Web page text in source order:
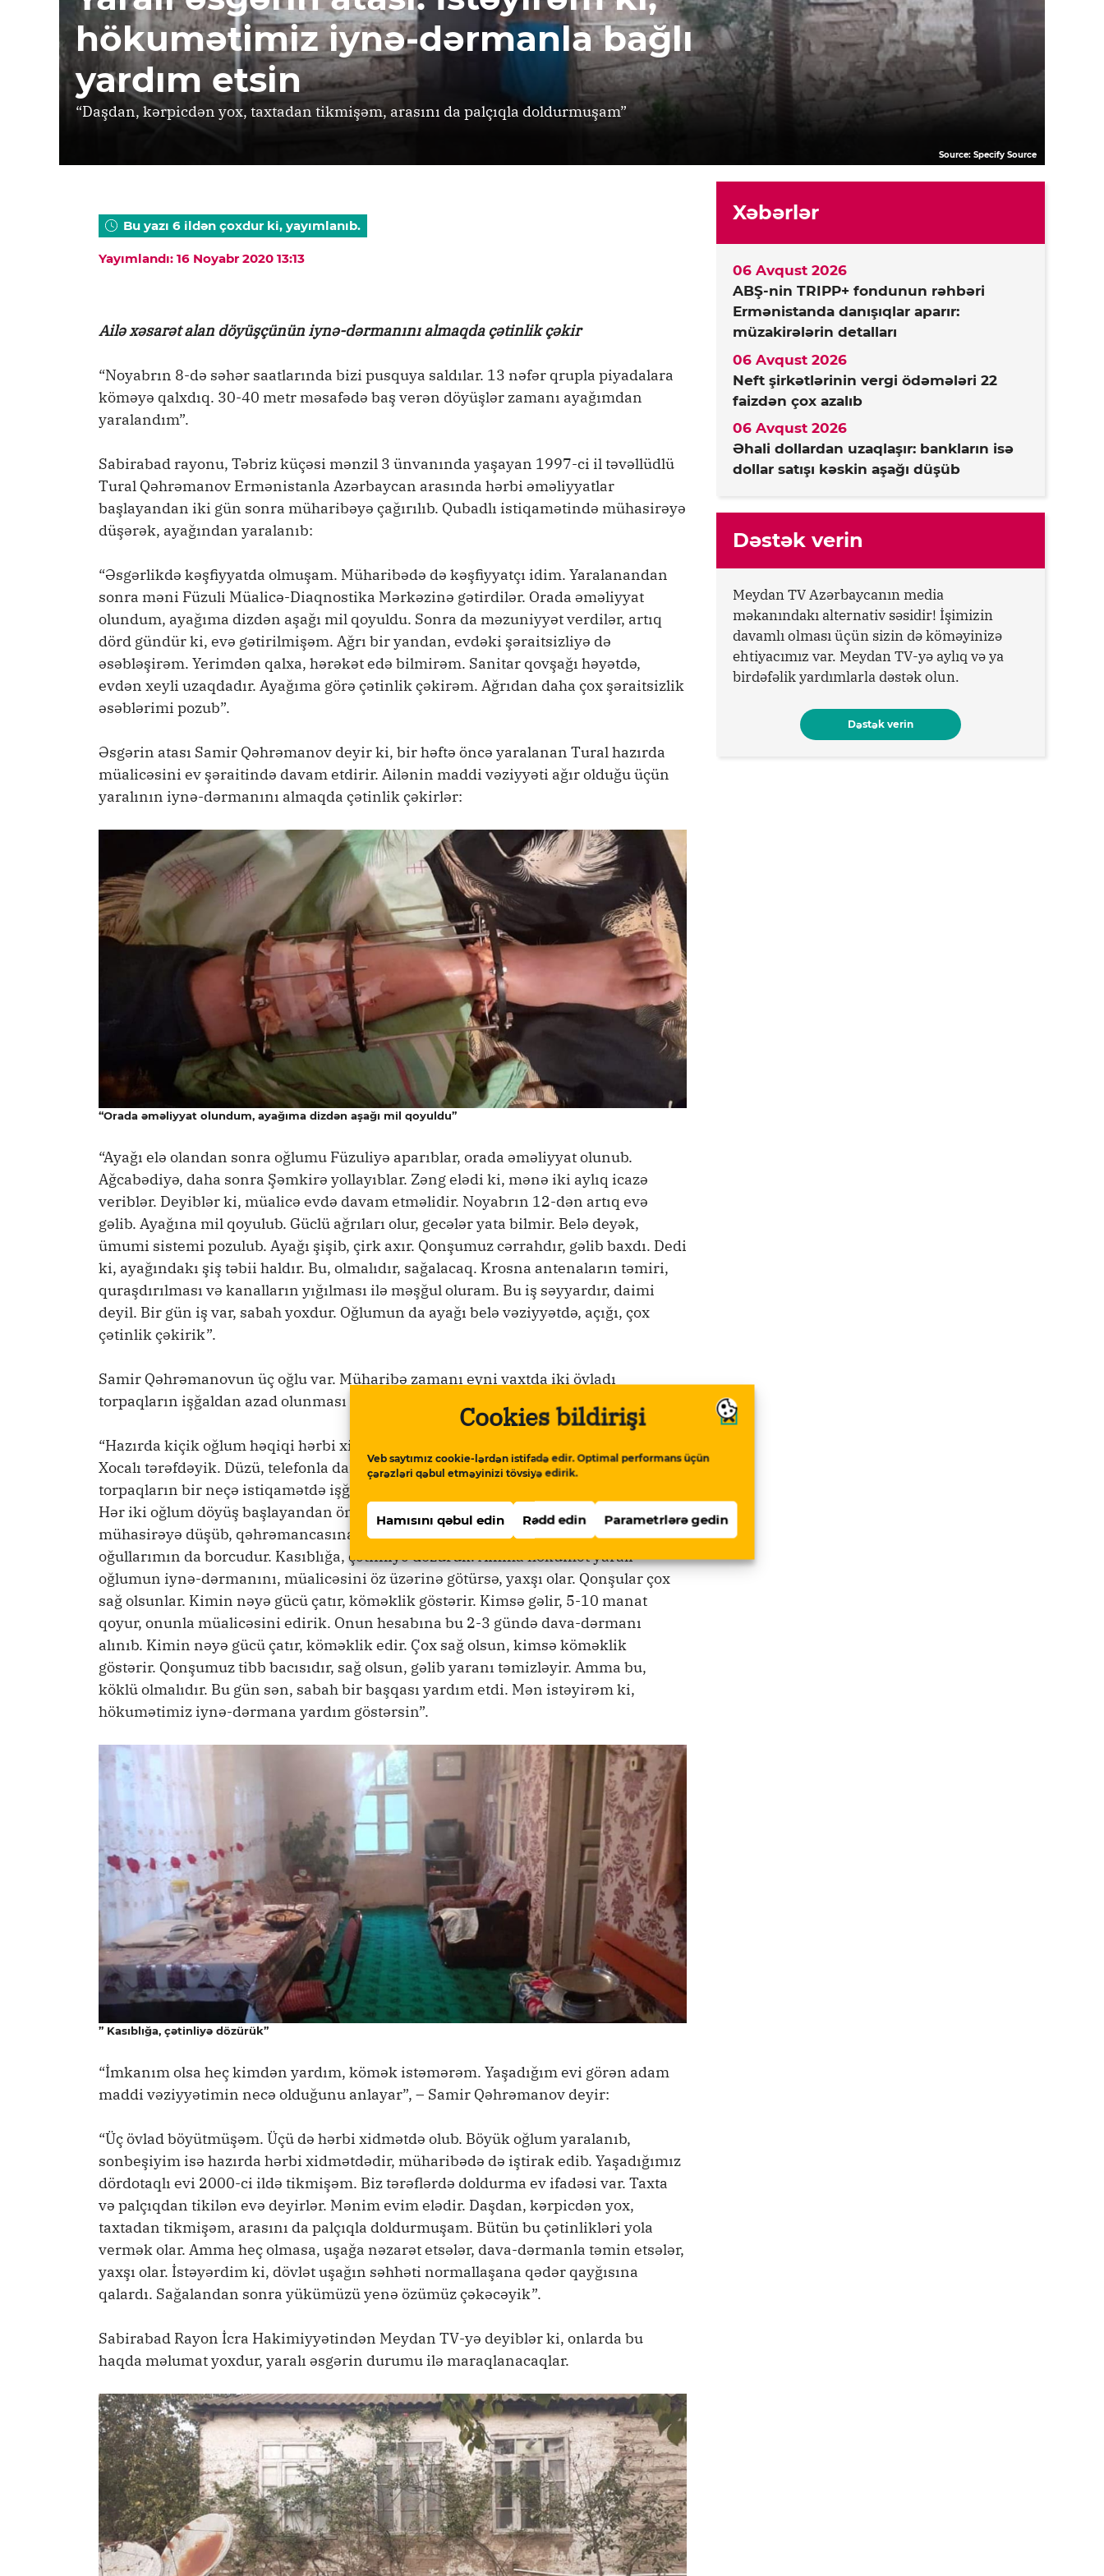
Cookies bildirişi
Veb saytımız cookie-lərdən istifadə edir. Optimal performans üçün
çərəzləri qəbul etməyinizi tövsiyə edirik.
Hamısını qəbul edin Rədd edin Parametrlərə gedin
hökumətimiz iynə-dərmanla bağlı
yardım etsin
“Daşdan, kərpicdən yox, taxtadan tikmişəm, arasını da palçıqla doldurmuşam”
Source: Specify Source
Bu yazı 6 ildən çoxdur ki, yayımlanıb.
Yayımlandı: 16 Noyabr 2020 13:13
Ailə xəsarət alan döyüşçünün iynə-dərmanını almaqda çətinlik çəkir
“Noyabrın 8-də səhər saatlarında bizi pusquya saldılar. 13 nəfər qrupla piyadalara
köməyə qalxdıq. 30-40 metr məsafədə baş verən döyüşlər zamanı ayağımdan
yaralandım”.
Sabirabad rayonu, Təbriz küçəsi mənzil 3 ünvanında yaşayan 1997-ci il təvəllüdlü
Tural Qəhrəmanov Ermənistanla Azərbaycan arasında hərbi əməliyyatlar
başlayandan iki gün sonra müharibəyə çağırılıb. Qubadlı istiqamətində mühasirəyə
düşərək, ayağından yaralanıb:
“Əsgərlikdə kəşfiyyatda olmuşam. Müharibədə də kəşfiyyatçı idim. Yaralanandan
sonra məni Füzuli Müalicə-Diaqnostika Mərkəzinə gətirdilər. Orada əməliyyat
olundum, ayağıma dizdən aşağı mil qoyuldu. Sonra da məzuniyyət verdilər, artıq
dörd gündür ki, evə gətirilmişəm. Ağrı bir yandan, evdəki şəraitsizliyə də
əsəbləşirəm. Yerimdən qalxa, hərəkət edə bilmirəm. Sanitar qovşağı həyətdə,
evdən xeyli uzaqdadır. Ayağıma görə çətinlik çəkirəm. Ağrıdan daha çox şəraitsizlik
əsəblərimi pozub”.
Əsgərin atası Samir Qəhrəmanov deyir ki, bir həftə öncə yaralanan Tural hazırda
müalicəsini ev şəraitində davam etdirir. Ailənin maddi vəziyyəti ağır olduğu üçün
yaralının iynə-dərmanını almaqda çətinlik çəkirlər:
“Orada əməliyyat olundum, ayağıma dizdən aşağı mil qoyuldu”
“Ayağı elə olandan sonra oğlumu Füzuliyə aparıblar, orada əməliyyat olunub.
Ağcabədiyə, daha sonra Şəmkirə yollayıblar. Zəng elədi ki, mənə iki aylıq icazə
veriblər. Deyiblər ki, müalicə evdə davam etməlidir. Noyabrın 12-dən artıq evə
gəlib. Ayağına mil qoyulub. Güclü ağrıları olur, gecələr yata bilmir. Belə deyək,
ümumi sistemi pozulub. Ayağı şişib, çirk axır. Qonşumuz cərrahdır, gəlib baxdı. Dedi
ki, ayağındakı şiş təbii haldır. Bu, olmalıdır, sağalacaq. Krosna antenaların təmiri,
quraşdırılması və kanalların yığılması ilə məşğul oluram. Bu iş səyyardır, daimi
deyil. Bir gün iş var, sabah yoxdur. Oğlumun da ayağı belə vəziyyətdə, açığı, çox
çətinlik çəkirik”.
Samir Qəhrəmanovun üç oğlu var. Müharibə zamanı eyni vaxtda iki övladı
torpaqların işğaldan azad olunması uğrunda döyüşüb:
“Hazırda kiçik oğlum həqiqi hərbi xidmətdədir. Sonuncu dəfə danışanda dedi ki,
Xocalı tərəfdəyik. Düzü, telefonla danışanda ətraflı məlumat vermirlər. Oğullarım
torpaqların bir neçə istiqamətdə işğaldan azad edilməsində qanı, canı ilə döyüşüb.
Hər iki oğlum döyüş başlayandan ön xəttə olub. Bu uşaq Qubadlı istiqamətində
mühasirəyə düşüb, qəhrəmancasına vuruşub. Vətəni qorumaq hamı kimi mənim
oğullarımın da borcudur. Kasıblığa, çətinliyə dözürük. Amma hökumət yaralı
oğlumun iynə-dərmanını, müalicəsini öz üzərinə götürsə, yaxşı olar. Qonşular çox
sağ olsunlar. Kimin nəyə gücü çatır, köməklik göstərir. Kimsə gəlir, 5-10 manat
qoyur, onunla müalicəsini edirik. Onun hesabına bu 2-3 gündə dava-dərmanı
alınıb. Kimin nəyə gücü çatır, köməklik edir. Çox sağ olsun, kimsə köməklik
göstərir. Qonşumuz tibb bacısıdır, sağ olsun, gəlib yaranı təmizləyir. Amma bu,
köklü olmalıdır. Bu gün sən, sabah bir başqası yardım etdi. Mən istəyirəm ki,
hökumətimiz iynə-dərmana yardım göstərsin”.
” Kasıblığa, çətinliyə dözürük”
“İmkanım olsa heç kimdən yardım, kömək istəmərəm. Yaşadığım evi görən adam
maddi vəziyyətimin necə olduğunu anlayar”, – Samir Qəhrəmanov deyir:
“Üç övlad böyütmüşəm. Üçü də hərbi xidmətdə olub. Böyük oğlum yaralanıb,
sonbeşiyim isə hazırda hərbi xidmətdədir, müharibədə də iştirak edib. Yaşadığımız
dördotaqlı evi 2000-ci ildə tikmişəm. Biz tərəflərdə doldurma ev ifadəsi var. Taxta
və palçıqdan tikilən evə deyirlər. Mənim evim elədir. Daşdan, kərpicdən yox,
taxtadan tikmişəm, arasını da palçıqla doldurmuşam. Bütün bu çətinlikləri yola
vermək olar. Amma heç olmasa, uşağa nəzarət etsələr, dava-dərmanla təmin etsələr,
yaxşı olar. İstəyərdim ki, dövlət uşağın səhhəti normallaşana qədər qayğısına
qalardı. Sağalandan sonra yükümüzü yenə özümüz çəkəcəyik”.
Sabirabad Rayon İcra Hakimiyyətindən Meydan TV-yə deyiblər ki, onlarda bu
haqda məlumat yoxdur, yaralı əsgərin durumu ilə maraqlanacaqlar.
Xəbərlər
ABŞ-nin TRIPP+ fondunun rəhbəri
Ermənistanda danışıqlar aparır:
müzakirələrin detalları
06 Avqust 2026
Neft şirkətlərinin vergi ödəmələri 22
faizdən çox azalıb
06 Avqust 2026
Əhali dollardan uzaqlaşır: bankların isə
dollar satışı kəskin aşağı düşüb
06 Avqust 2026
Dəstək verin
Meydan TV Azərbaycanın media
məkanındakı alternativ səsidir! İşimizin
davamlı olması üçün sizin də köməyinizə
ehtiyacımız var. Meydan TV-yə aylıq və ya
birdəfəlik yardımlarla dəstək olun.
Dəstək verin